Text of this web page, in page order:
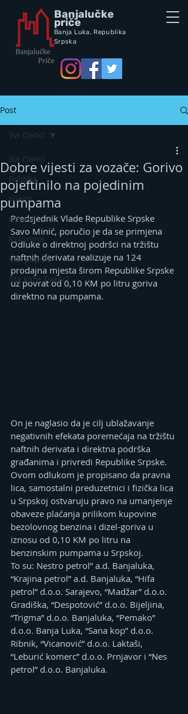
Banjalučke
priče
Banja Luka, Republika
Srpska
Post
Svi članci
Politika
Vijesti
Intervju
Kolumna
Vox populi
Šta kaže Tviter?
Svi članci
Dobre vijesti za vozače: Gorivo
pojeftinilo na pojedinim
pumpama
Predsjednik Vlade Republike Srpske
Savo Minić, poručio je da se primjena
Odluke o direktnoj podršci na tržištu
naftnih derivata realizuje na 124
prodajna mjesta širom Republike Srpske
uz povrat od 0,10 KM po litru goriva
direktno na pumpama.
On je naglasio da je cilj ublažavanje
negativnih efekata poremećaja na tržištu
naftnih derivata i direktna podrška
građanima i privredi Republike Srpske.
Ovom odlukom je propisano da pravna
lica, samostalni preduzetnici i fizička lica
u Srpskoj ostvaruju pravo na umanjenje
obaveze plaćanja prilikom kupovine
bezolovnog benzina i dizel-goriva u
iznosu od 0,10 KM po litru na
benzinskim pumpama u Srpskoj.
To su: Nestro petrol” a.d. Banjaluka,
“Krajina petrol” a.d. Banjaluka, “Hifa
petrol” d.o.o. Sarajevo, “Madžar” d.o.o.
Gradiška, “Despotović” d.o.o. Bijeljina,
“Trigma” d.o.o. Banjaluka, “Pemako”
d.o.o. Banja Luka, “Sana kop” d.o.o.
Ribnik, “Vicanović” d.o.o. Laktaši,
“Leburić komerc” d.o.o. Prnjavor i “Nes
petrol” d.o.o. Banjaluka.